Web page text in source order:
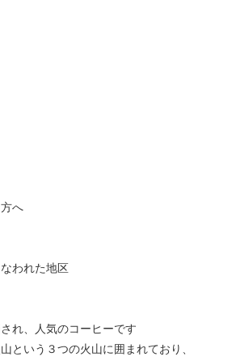
へ
われた地区
れ、人気のコーヒーです
という３つの火山に囲まれており、